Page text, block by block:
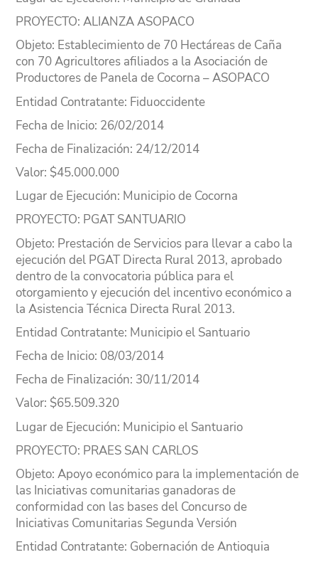
Experiencias 2016
Experiencias 2015
Experiencias 2014
Experiencias 2012
Experiencias 2009
Experiencias 2008
Experiencias 2007
PROYECTO: ALIANZA ASOPACO
Objeto: Establecimiento de 70 Hectáreas de Caña
con 70 Agricultores afiliados a la Asociación de
Productores de Panela de Cocorna – ASOPACO
Entidad Contratante: Fiduoccidente
Fecha de Inicio: 26/02/2014
Fecha de Finalización: 24/12/2014
Valor: $45.000.000
Lugarde Ejecución: Municipio de Cocorna
PROYECTO: PGAT SANTUARIO
Objeto: Prestación de Servicios para llevar a cabo la
ejecución del PGAT Directa Rural 2013, aprobado
dentro de la convocatoria pública para el
otorgamiento y ejecución del incentivo económico a
la Asistencia Técnica Directa Rural 2013.
Entidad Contratante: Municipio el Santuario
Fecha de Inicio: 08/03/2014
Fecha de Finalización: 30/11/2014
Valor: $65.509.320
Lugarde Ejecución: Municipio el Santuario
PROYECTO: PRAES SAN CARLOS
Objeto: Apoyo económico para la implementación de
las Iniciativas comunitarias ganadoras de
conformidad con las bases del Concurso de
Iniciativas Comunitarias Segunda Versión
Entidad Contratante: Gobernación de Antioquia